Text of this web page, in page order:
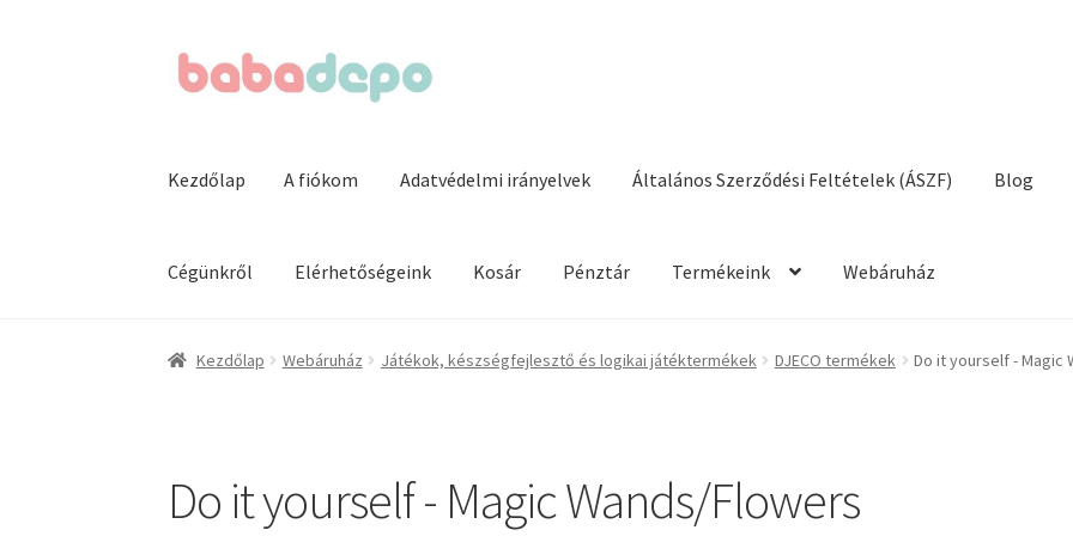
Ugrás
Kilépés
Kezdőlap A fiókom Adatvédelmi irányelvek Általános Szerződési Feltételek (ÁSZF) Blog
Cégünkről Elérhetőségeink Kosár Pénztár Termékeink Webáruház
Kezdőlap A fiókom Adatvédelmi irányelvek Általános Szerződési Feltételek (ÁSZF) Blog Cégünkről
Kezdőlap Webáruház Játékok, készségfejlesztő és logikai játéktermékek DJECO termékek Do it yourself - Magic
Do it yourself - Magic Wands/Flowers